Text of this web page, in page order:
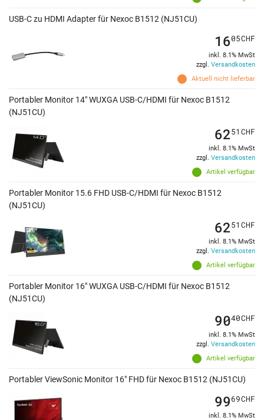
USB-C zu HDMI Adapter für Nexoc B1512 (NJ51CU)
Aktuell nicht lieferbar
1605CHF
inkl. 8.1% MwSt
zzgl. Versandkosten
Portabler Monitor 14" WUXGA USB-C/HDMI für Nexoc B1512
(NJ51CU)
Artikel verfügbar
6251 CHF
inkl. 8.1% MwSt
zzgl. Versandkosten
Portabler Monitor 15.6 FHD USB-C/HDMI für Nexoc B1512
(NJ51CU)
Artikel verfügbar
6251 CHF
inkl. 8.1% MwSt
zzgl. Versandkosten
Portabler Monitor 16" WUXGA USB-C/HDMI für Nexoc B1512
(NJ51CU)
Artikel verfügbar
9040CHF
inkl. 8.1% MwSt
zzgl. Versandkosten
Portabler ViewSonic Monitor 16" FHD für Nexoc B1512 (NJ51CU)
9969CHF
inkl. 8.1% MwSt